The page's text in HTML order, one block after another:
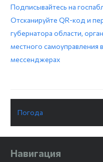
Подписывайтесь на
Отсканируйте QR-код и
губернатора области,
местного самоуправления
мессенджерах
Погода
Навигация